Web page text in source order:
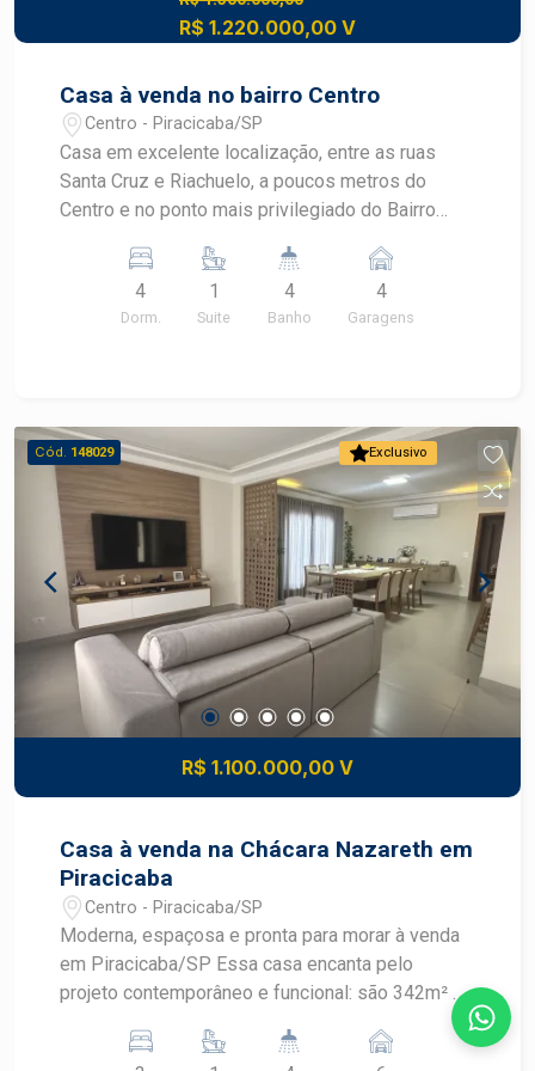
R$ 1.220.000,00 V
Casa à venda no bairro Centro
Centro - Piracicaba/SP
Casa em excelente localização, entre as ruas
Santa Cruz e Riachuelo, a poucos metros do
Centro e no ponto mais privilegiado do Bairro
poucos metros, além de amplitude e conforto.
Fique próximo à Oxxo, Terminal Rodoviário de
Piracicaba, Terminal de Integração Central, Oficina
gourmet. Construa o seu futuro com quem é
agente de desenvolvimento do mercado
imobiliário de Piracicaba. Agende sua visita!
4
Dorm.
1
Suite
4
Banho
4
Garagens
Exclusivo
Cód. 148029
R$ 1.100.000,00 V
Casa à venda na Chácara Nazareth em
Piracicaba
Centro - Piracicaba/SP
Moderna, espaçosa e pronta para morar à venda
em Piracicaba/SP Essa casa encanta pelo
projeto contemporâneo e funcional: são 342m² de
terreno e 190m² de construção, com ambientes
amplos, iluminados e muito bem distribuídos.